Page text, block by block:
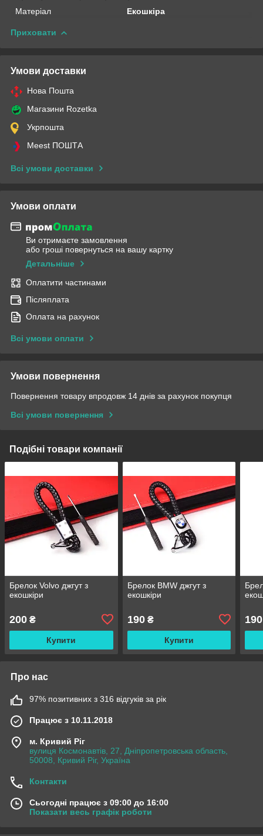
Матеріал
Екошкіра
Приховати
Умови доставки
Нова Пошта
Магазини Rozetka
Укрпошта
Meest ПОШТА
Всі умови доставки
Умови оплати
Ви отримаєте замовлення
або гроші повернуться на вашу картку
Детальніше
Оплатити частинами
Післяплата
Оплата на рахунок
Всі умови оплати
Умови повернення
Повернення товару впродовж 14 днів за рахунок покупця
Всі умови повернення
Подібні товари компанії
Брелок Volvo джгут з
екошкіри
200 ₴
Купити
Брелок BMW джгут з
екошкіри
190₴
Купити
190
Про нас
97% позитивних з 316 відгуків за рік
Працює з 10.11.2018
м. Кривий Ріг
вулиця Космонавтів, 27, Дніпропетровська область,
50008, Кривий Ріг, Україна
Контакти
Сьогодні працює з 09:00 до 16:00
Показати весь графік роботи